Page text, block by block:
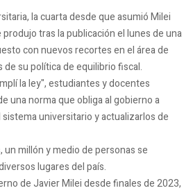
la cuarta desde que asumió Milei
tras la publicación el lunes de una
con nuevos recortes en el área de
de su política de equilibrio fiscal.
la ley", estudiantes y docentes
una norma que obliga al gobierno a
universitario y actualizarlos de
millón y medio de personas se
lugares del país.
de Javier Milei desde finales de 2023,